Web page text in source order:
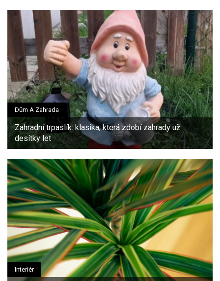
Dům A Zahrada
Zahradní trpaslík: klasika, která zdobí zahrady už
desítky let
Interiér